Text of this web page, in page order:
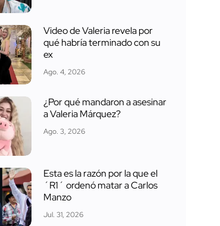
Video de Valeria revela por
qué habría terminado con su
ex
Ago. 4, 2026
¿Por qué mandaron a asesinar
a Valeria Márquez?
Ago. 3, 2026
Esta es la razón por la que el
´R1´ ordenó matar a Carlos
Manzo
Jul. 31, 2026